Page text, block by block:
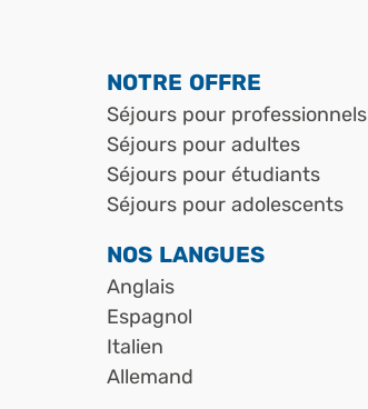
NOTRE OFFRE
Séjours pour professionnels
Séjours pour adultes
Séjours pour étudiants
Séjours pour adolescents
NOS LANGUES
Anglais
Espagnol
Italien
Allemand